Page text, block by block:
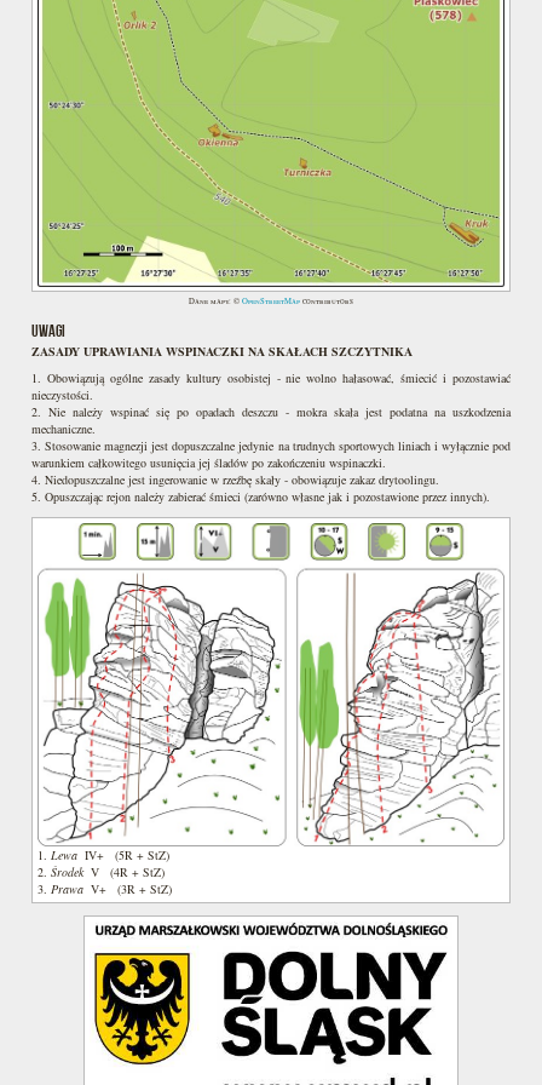
Dane mapy: © OpenStreetMap contributors
UWAGI
ZASADY UPRAWIANIA WSPINACZKI NA SKAŁACH SZCZYTNIKA
1. Obowiązują ogólne zasady kultury osobistej - nie wolno hałasować, śmiecić i pozostawiać
nieczystości.
2. Nie należy wspinać się po opadach deszczu - mokra skała jest podatna na uszkodzenia
mechaniczne.
3. Stosowanie magnezji jest dopuszczalne jedynie na trudnych sportowych liniach i wyłącznie pod
warunkiem całkowitego usunięcia jej śladów po zakończeniu wspinaczki.
4. Niedopuszczalne jest ingerowanie w rzeźbę skały - obowiązuje zakaz drytoolingu.
5. Opuszczając rejon należy zabierać śmieci (zarówno własne jak i pozostawione przez innych).
1. Lewa IV+ (5R + StZ)
2. ŚrodekV (4R + StZ)
3. Prawa V+ (3R + StZ)